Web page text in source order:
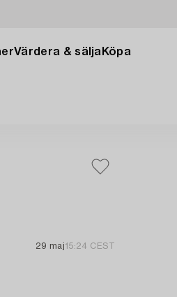
Värdera & sälja Köpa
29 maj15:24 CEST